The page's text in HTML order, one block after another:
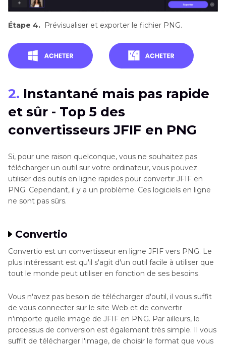
Étape 4. Prévisualiser et exporter le fichier PNG.
2. Instantané mais pas rapide
et sûr - Top 5 des
convertisseurs JFIF en PNG
Si, pour une raison quelconque, vous ne souhaitez pas
télécharger un outil sur votre ordinateur, vous pouvez
utiliser des outils en ligne rapides pour convertir JFIF en
PNG. Cependant, il y a un problème. Ces logiciels en ligne
ne sont pas sûrs.
Convertio
Convertio est un convertisseur en ligne JFIF vers PNG. Le
plus intéressant est qu'il s'agit d'un outil facile à utiliser que
tout le monde peut utiliser en fonction de ses besoins.
Vous n'avez pas besoin de télécharger d'outil, il vous suffit
de vous connecter sur le site Web et de convertir
n'importe quelle image de JFIF en PNG. Par ailleurs, le
processus de conversion est également très simple. Il vous
suffit de télécharger l'image, de choisir le format que vous